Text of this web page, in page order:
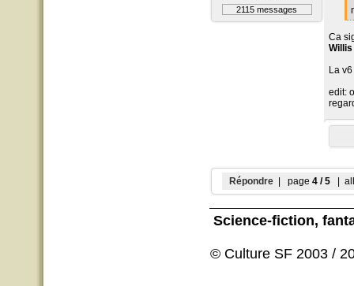
2115 messages
Ca
Willis
La
edit:
Répondre | page 4 / 5 |
Science-fiction,
© Culture SF 2003 /